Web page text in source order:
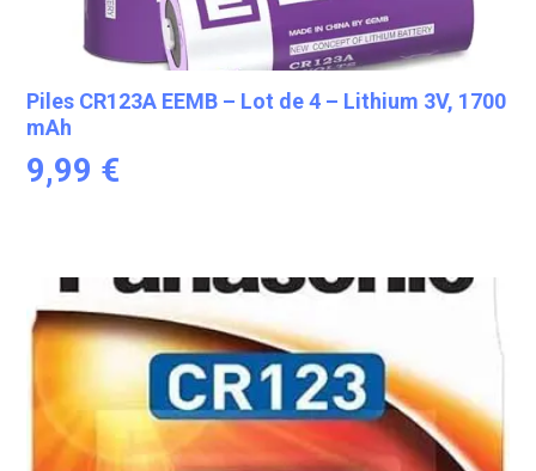
Piles CR123A EEMB – Lot de 4 – Lithium 3V, 1700
mAh
9,99 €